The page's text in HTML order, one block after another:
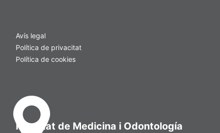
Avís legal
Política de privacitat
Política de cookies
Facultat de Medicina i Odontología